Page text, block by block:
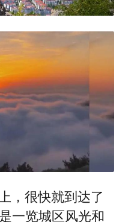
，很快就到达了
一览城区风光和